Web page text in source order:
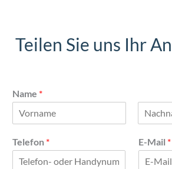
Teilen Sie uns Ihr
Name *
o
r
a
c
Telefon * E-Mail *